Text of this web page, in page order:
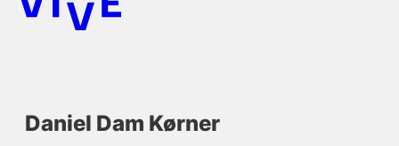
Daniel Dam Kørner